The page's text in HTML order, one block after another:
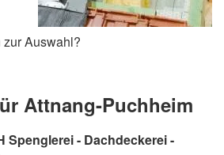
Auswahl?
Attnang-Puchheim
Spenglerei - Dachdeckerei -